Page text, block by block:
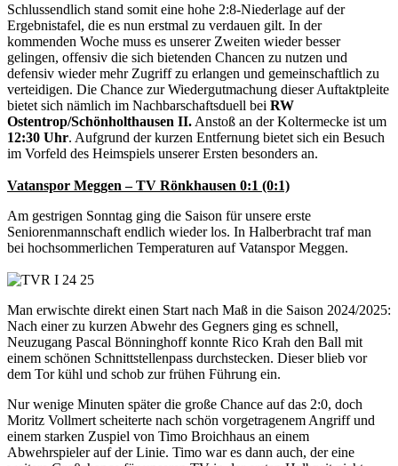
Schlussendlich stand somit eine hohe 2:8-Niederlage auf der
Ergebnistafel, die es nun erstmal zu verdauen gilt. In der
kommenden Woche muss es unserer Zweiten wieder besser
gelingen, offensiv die sich bietenden Chancen zu nutzen und
defensiv wieder mehr Zugriff zu erlangen und gemeinschaftlich zu
verteidigen. Die Chance zur Wiedergutmachung dieser Auftaktpleite
bietet sich nämlich im Nachbarschaftsduell bei RW
Ostentrop/Schönholthausen II. Anstoß an der Koltermecke ist um
12:30 Uhr. Aufgrund der kurzen Entfernung bietet sich ein Besuch
im Vorfeld des Heimspiels unserer Ersten besonders an.
Vatanspor Meggen – TV Rönkhausen 0:1 (0:1)
Am gestrigen Sonntag ging die Saison für unsere erste
Seniorenmannschaft endlich wieder los. In Halberbracht traf man
bei hochsommerlichen Temperaturen auf Vatanspor Meggen.
Man erwischte direkt einen Start nach Maß in die Saison 2024/2025:
Nach einer zu kurzen Abwehr des Gegners ging es schnell,
Neuzugang Pascal Bönninghoff konnte Rico Krah den Ball mit
einem schönen Schnittstellenpass durchstecken. Dieser blieb vor
dem Tor kühl und schob zur frühen Führung ein.
Nur wenige Minuten später die große Chance auf das 2:0, doch
Moritz Vollmert scheiterte nach schön vorgetragenem Angriff und
einem starken Zuspiel von Timo Broichhaus an einem
Abwehrspieler auf der Linie. Timo war es dann auch, der eine